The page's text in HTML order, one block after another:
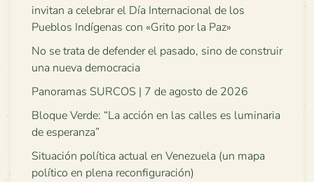
invitan a celebrar el Día Internacional de los
Pueblos Indígenas con «Grito por la Paz»
No se trata de defender el pasado, sino de construir
una nueva democracia
Panoramas SURCOS | 7 de agosto de 2026
Bloque Verde: “La acción en las calles es luminaria
de esperanza”
Situación política actual en Venezuela (un mapa
político en plena reconfiguración)